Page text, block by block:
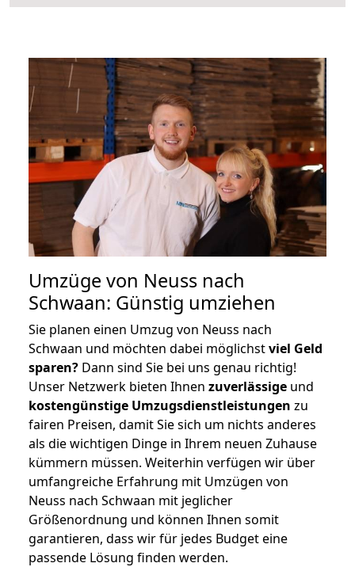
Umzüge von Neuss nach
Schwaan: Günstig umziehen
Sie planen einen Umzug von Neuss nach
Schwaan und möchten dabei möglichstviel Geld
sparen? Dann sind Sie bei uns genau richtig!
Unser Netzwerk bieten Ihnen zuverlässige und
kostengünstige Umzugsdienstleistungen zu
fairen Preisen, damit Sie sich um nichts anderes
als die wichtigen Dinge in Ihrem neuen Zuhause
kümmern müssen. Weiterhin verfügen wir über
umfangreiche Erfahrung mit Umzügen von
Neuss nach Schwaan mit jeglicher
Größenordnung und können Ihnen somit
garantieren, dass wir für jedes Budget eine
passende Lösung finden werden.